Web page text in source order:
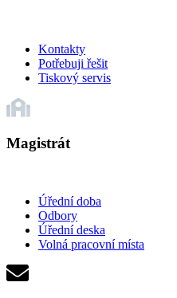
Kontakty
Potřebuji řešit
Tiskový servis
Magistrát
Úřední doba
Odbory
Úřední deska
Volná pracovní místa